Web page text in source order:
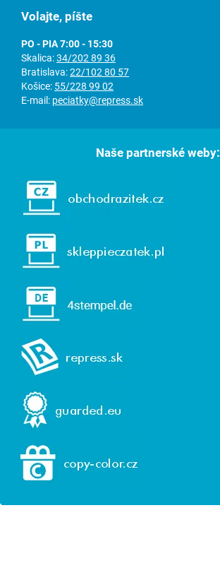
Volajte, píšte
PO - PIA 7:00 - 15:30
Skalica:34/202 89 36
Bratislava:22/102 80 57
Košice: 55/228 99 02
E-mail: peciatky@repress.sk
Naše partnerské weby: